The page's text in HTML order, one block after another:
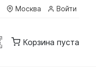
Москва Войти
Корзина пуста